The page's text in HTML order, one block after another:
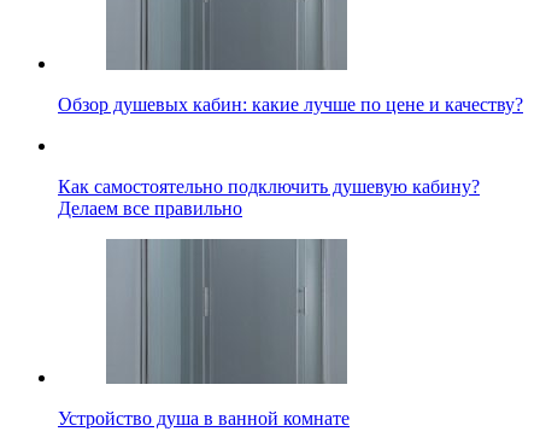
Обзор душевых кабин: какие лучше по цене и качеству?
Как самостоятельно подключить душевую кабину?
Делаем все правильно
Устройство душа в ванной комнате